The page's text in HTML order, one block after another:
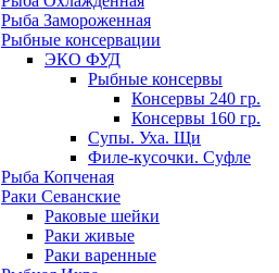
Рыба Замороженная
Рыбные консервации
ЭКО ФУД
Рыбные консервы
Консервы 240 гр.
Консервы 160 гр.
Супы. Уха. Щи
Филе-кусочки. Суфле
Рыба Копченая
Раки Севанские
Раковые шейки
Раки живые
Раки варенные